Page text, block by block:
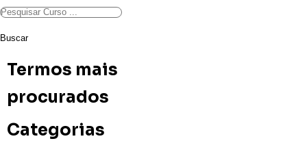
Buscar
Termos mais
procurados
Categorias